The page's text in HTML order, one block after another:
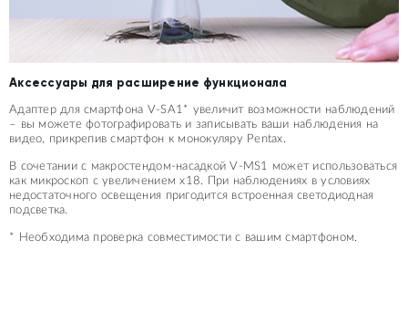
Аксессуары для расширение функционала
Адаптер для смартфона V-SA1* увеличит возможности наблюдений
– вы можете фотографировать и записывать ваши наблюдения на
видео, прикрепив смартфон к монокуляру Pentax.
В сочетании с макростендом-насадкой V-MS1 может использоваться
как микроскоп с увеличением x18. При наблюдениях в условиях
недостаточного освещения пригодится встроенная светодиодная
подсветка.
* Необходима проверка совместимости с вашим смартфоном.